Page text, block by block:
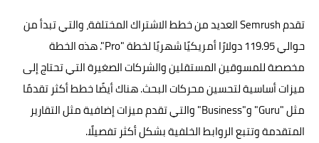
تقدم Semrush العديد من خطط الاشتراك المختلفة، والتي تبدأ من
حوالي 119.95 دولارًا أمريكيًا شهريًا لخطة "Pro". هذه الخطة
مخصصة للمسوقين المستقلين والشركات الصغيرة التي تحتاج إلى
ميزات أساسية لتحسين محركات البحث. هناك أيضًا خطط أكثر تقدمًا
مثل "Guru" و"Business" والتي تقدم ميزات إضافية مثل التقارير
المتقدمة وتتبع الروابط الخلفية بشكل أكثر تفصيلًا.